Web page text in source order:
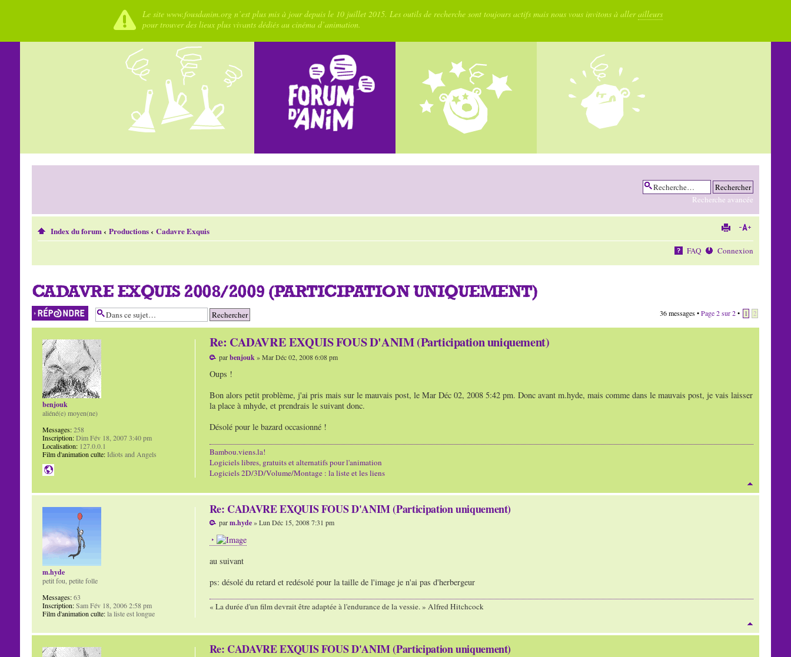
Le site www.fousdanim.org n’est plus mis à jour depuis le 10 juillet 2015. Les outils de recherche sont toujours actifs mais nous vous invitons à allerailleurs
pour trouver des lieux plus vivants dédiés au cinéma d’animation.
Recherche avancée
Index du forum‹ Productions‹ Cadavre Exquis
FAQ Connexion
CADAVRE EXQUIS 2008/2009 (PARTICIPATION UNIQUEMENT)
Répondre 36 messages •Page2sur2• 1 2
Re: CADAVRE EXQUIS FOUS D'ANIM (Participation uniquement)
parbenjouk » Mar Déc 02, 2008 6:08 pm
Oups !
Bon alors petit problème, j'ai pris mais sur le mauvais post, le Mar Déc 02, 2008 5:42 pm. Donc avant m.hyde, mais comme dans le mauvais post, je vais laisser
la place à mhyde, et prendrais le suivant donc.
Désolé pour le bazard occasionné !
Bambou.viens.la!
Logiciels libres, gratuits et alternatifs pour l'animation
Logiciels 2D/3D/Volume/Montage : la liste et les liens
benjouk
aliéné(e) moyen(ne)
Messages:258
Inscription:Dim Fév 18, 2007 3:40 pm
Localisation:127.0.0.1
Film d'animation culte:Idiots and Angels
Re: CADAVRE EXQUIS FOUS D'ANIM (Participation uniquement)
parm.hyde» Lun Déc 15, 2008 7:31 pm
au suivant
ps: désolé du retard et redésolé pour la taille de l'image je n'ai pas d'herbergeur
« La durée d'un film devrait être adaptée à l'endurance de la vessie. » Alfred Hitchcock
m.hyde
petit fou, petite folle
Messages:63
Inscription:Sam Fév 18, 2006 2:58 pm
Film d'animation culte:la liste est longue
Re: CADAVRE EXQUIS FOUS D'ANIM (Participation uniquement)